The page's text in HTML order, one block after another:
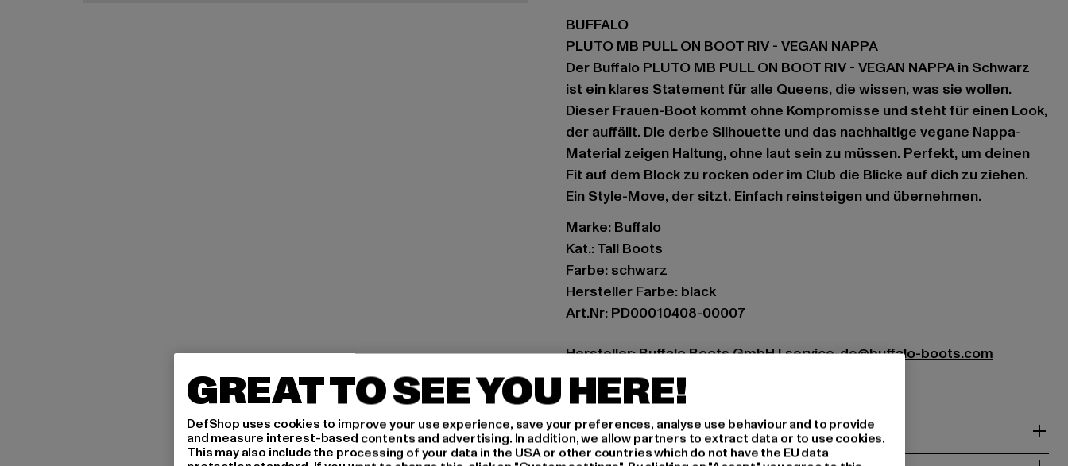
BUFFALO
PLUTO MB PULL ON BOOT RIV - VEGAN NAPPA
Der Buffalo PLUTO MB PULL ON BOOT RIV - VEGAN NAPPA in Schwarz
ist ein klares Statement für alle Queens, die wissen, was sie wollen.
Dieser Frauen-Boot kommt ohne Kompromisse und steht für einen Look,
der auffällt. Die derbe Silhouette und das nachhaltige vegane Nappa-
Material zeigen Haltung, ohne laut sein zu müssen. Perfekt, um deinen
Fit auf dem Block zu rocken oder im Club die Blicke auf dich zu ziehen.
Ein Style-Move, der sitzt. Einfach reinsteigen und übernehmen.
Marke: Buffalo
Kat.: Tall Boots
Farbe: schwarz
Hersteller Farbe: black
Art.Nr: PD00010408-00007
Hersteller: Buffalo Boots GmbH |service-de@buffalo-boots.com
Schanzenstraße 41 | 51063 Köln | DE
GRÖSSE & PASSFORM
GREAT TO SEE YOU HERE!
DefShop uses cookies to improve your use experience, save your preferences, analyse use behaviour and to provide
and measure interest-based contents and advertising. In addition, we allow partners to extract data or to use cookies.
This may also include the processing of your data in the USA or other countries which do not have the EU data